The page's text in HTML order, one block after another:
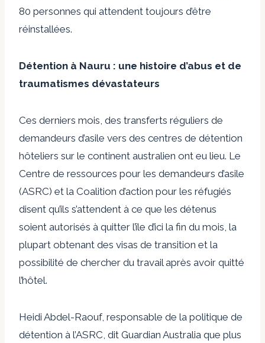
80 personnes qui attendent toujours d’être
réinstallées.
Détention à Nauru : une histoire d’abus et de
traumatismes dévastateurs
Ces derniers mois, des transferts réguliers de
demandeurs d’asile vers des centres de détention
hôteliers sur le continent australien ont eu lieu. Le
Centre de ressources pour les demandeurs d’asile
(ASRC) et la Coalition d’action pour les réfugiés
disent qu’ils s’attendent à ce que les détenus
soient autorisés à quitter l’île d’ici la fin du mois, la
plupart obtenant des visas de transition et la
possibilité de chercher du travail après avoir quitté
l’hôtel.
Heidi Abdel-Raouf, responsable de la politique de
détention à l’ASRC, dit Guardian Australia que plus